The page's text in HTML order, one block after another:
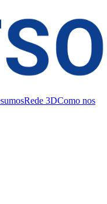
Rede 3DComo nos